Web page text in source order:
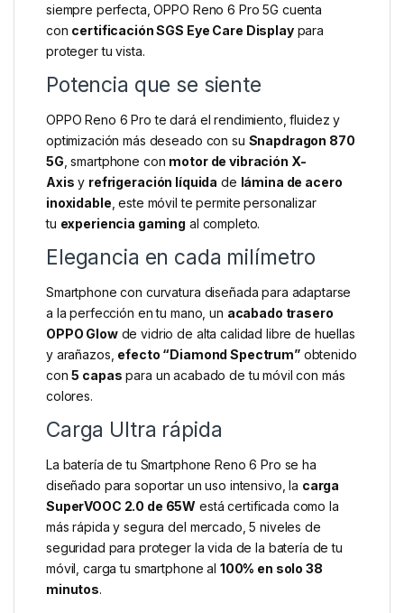
siempre perfecta, OPPO Reno 6 Pro 5G cuenta
con certificación SGS Eye Care Displaypara
proteger tu vista.
Potencia que se siente
OPPO Reno 6 Pro te dará el rendimiento, fluidez y
optimización más deseado con su Snapdragon 870
5G , smartphone con motor de vibración X-
Axis y refrigeración líquida de lámina de acero
inoxidable , este móvil te permite personalizar
tu experiencia gaming al completo.
Elegancia en cada milímetro
Smartphone con curvatura diseñada para adaptarse
a la perfección en tu mano, un acabado trasero
OPPO Glowde vidrio de alta calidad libre de huellas
y arañazos, efecto “Diamond Spectrum”obtenido
con5 capas para un acabado de tu móvil con más
colores.
Carga Ultra rápida
La batería de tu Smartphone Reno 6 Pro se ha
diseñado para soportar un uso intensivo, la carga
SuperVOOC 2.0 de 65W está certificada como la
más rápida y segura del mercado, 5 niveles de
seguridad para proteger la vida de la batería de tu
móvil, carga tu smartphone al 100% en solo 38
minutos.